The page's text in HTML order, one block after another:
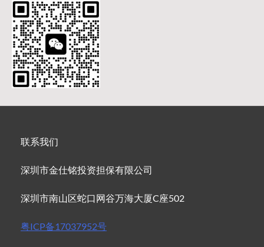
联系我们
深圳市金仕铭投资担保有限公司
深圳市南山区蛇口网谷万海大厦C座502
粤ICP备17037952号